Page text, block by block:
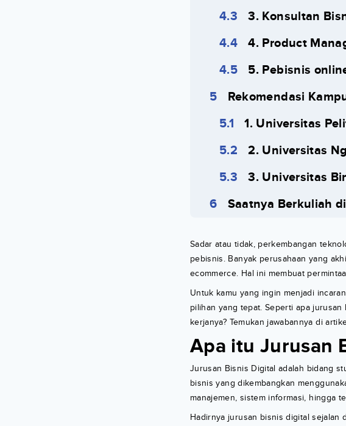
3. Konsultan
4. Product
5. Pebisnis
Rekomendasi
1. Universitas
2. Universitas
3. Universitas
Saatnya Berkuliah
Sadar atau tidak, perkembangan
pebisnis. Banyak perusahaan yang
ecommerce. Hal ini membuat
Untuk kamu yang ingin menjadi
pilihan yang tepat. Seperti apa
kerjanya? Temukan jawabannya di
Apa itu Jurusan
Jurusan Bisnis Digital adalah bidang
bisnis yang dikembangkan
manajemen, sistem informasi, hingga
Hadirnya jurusan bisnis digital sejalan